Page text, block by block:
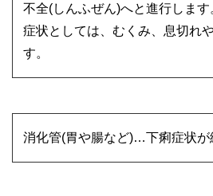
不全(しんふぜん)へと進行します
症状としては、むくみ、息切れ
す。
消化管(胃や腸など)…下痢症状が